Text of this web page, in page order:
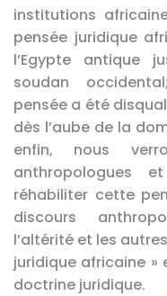
institutions
pensée juridique
l’Egypte antique
soudan
pensée a été
dès l’aube de la
enfin, nous
anthropologues
réhabiliter cette
discours
l’altérité et les
juridique africaine
doctrine juridique.